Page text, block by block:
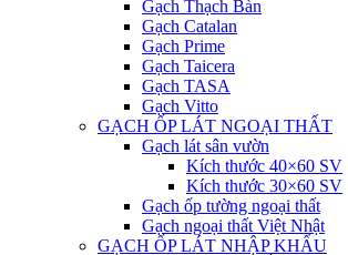
Gạch Thạch Bàn
Gạch Catalan
Gạch Prime
Gạch Taicera
Gạch TASA
Gạch Vitto
GẠCH ỐP LÁT NGOẠI THẤT
Gạch lát sân vườn
Kích thước 40×60 SV
Kích thước 30×60 SV
Gạch ốp tường ngoại thất
Gạch ngoại thất Việt Nhật
GẠCH ỐP LÁT NHẬP KHẨU